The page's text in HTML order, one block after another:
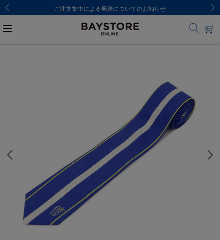
ご注文集中による発送についてのお知らせ